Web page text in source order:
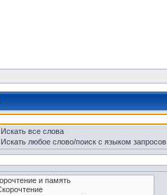
Искать все слова
Искать любое слово/поиск с языком запросов